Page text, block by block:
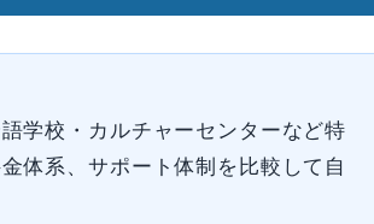
学校・カルチャーセンターなど特
体系、サポート体制を比較して自